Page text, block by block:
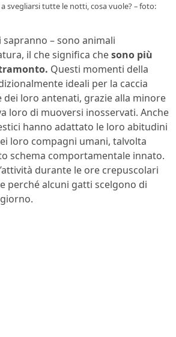
svegliarsi tutte le notti, cosa vuole? – foto:
– sono animali
il che significa chesono più
Questi momenti della
ideali per la caccia
dei loro antenati, grazie alla minore
loro di muoversi inosservati. Anche
hanno adattato le loro abitudini
loro compagni umani, talvolta
schema comportamentale innato.
durante le ore crepuscolari
perché alcuni gatti scelgono di